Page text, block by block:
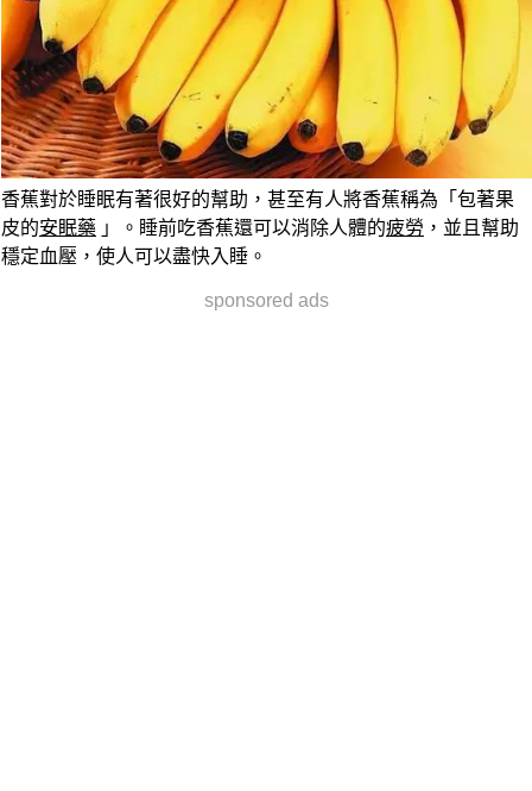
香蕉對於睡眠有著很好的幫助，甚至有人將香蕉稱為「包著果
皮的安眠藥 」。睡前吃香蕉還可以消除人體的疲勞 ，並且幫助
穩定血壓，使人可以盡快入睡。
sponsored ads